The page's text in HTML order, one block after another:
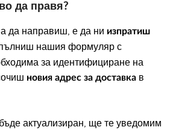
да правя?
да направиш, е да ни изпратиш
нашия формуляр с
за идентифициране на
новия адрес за доставка в
актуализиран, ще те уведомим